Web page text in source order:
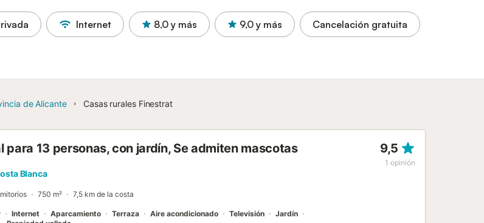
Internet 8,0 y más 9,0 y más Cancelación gratuita
de Alicante Casas rurales Finestrat
para 13 personas, con jardín, Se admiten mascotas 9,5
1 opinión
Blanca
750 m² 7,5 km de la costa
Internet Aparcamiento Terraza Aire acondicionado Televisión
Jardín